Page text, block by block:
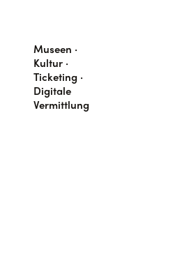
Museen ·
Kultur ·
Ticketing ·
Digitale
Vermittlung